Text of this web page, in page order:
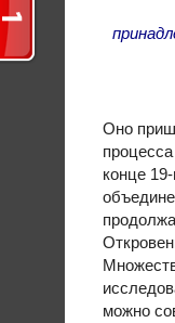
Оно
конце
можно